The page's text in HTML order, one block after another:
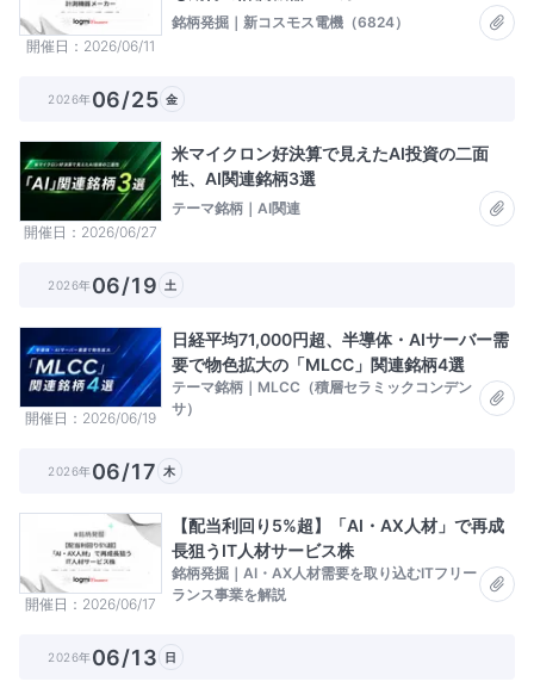
開催日 2026/06/11
銘柄発掘｜新コスモス電機（6824）
2026年06/25 金
開催日 2026/06/27
米マイクロン好決算で見えたAI投資の二面
性、AI関連銘柄3選
テーマ銘柄｜AI関連
2026年06/19 土
開催日 2026/06/19
日経平均71,000円超、半導体・AIサーバー需
要で物色拡大の「MLCC」関連銘柄4選
テーマ銘柄｜MLCC（積層セラミックコンデン
サ）
2026年06/17 木
開催日 2026/06/17
【配当利回り5%超】「AI・AX人材」で再成
長狙うIT人材サービス株
銘柄発掘｜AI・AX人材需要を取り込むITフリー
ランス事業を解説
2026年06/13 日